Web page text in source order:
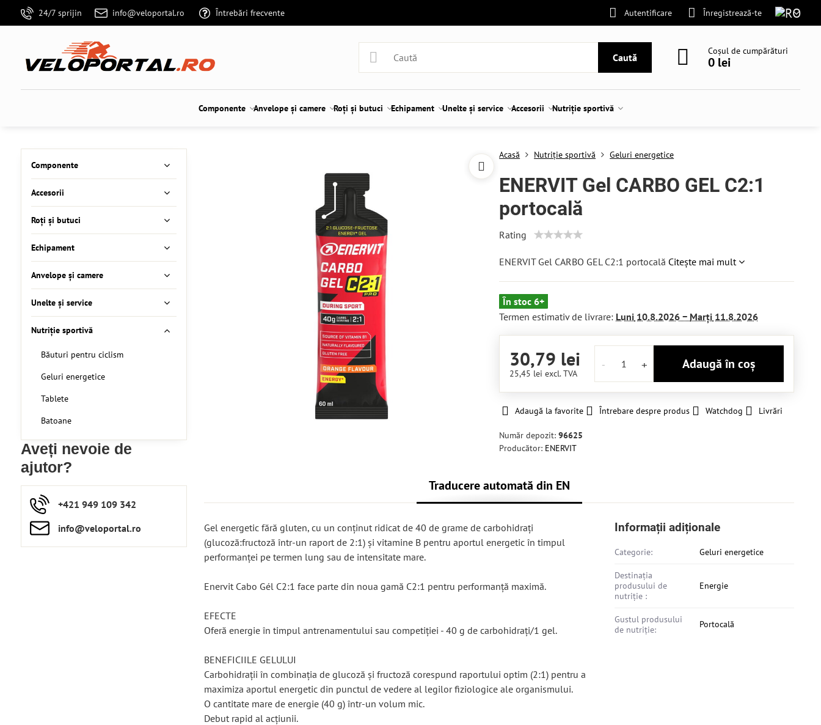
24/7 sprijin info@veloportal.ro Întrebări frecvente Autentificare Înregistrează-te
Caută
Coșul de cumpărături
0 lei
Componente Anvelope și camere Roți și butuci Echipament Unelte și service Accesorii Nutriție sportivă
Acasă Nutriție sportivă Geluri energetice
ENERVIT Gel CARBO GEL C2:1
portocală
Rating
ENERVIT Gel CARBO GEL C2:1 portocală Citește mai mult
În stoc 6+
Termen estimativ de livrare: Luni 10.8.2026 − Marți 11.8.2026
30,79 lei
25,45 leiexcl. TVA
Adaugă în coș
Adaugă la favorite Întrebare despre produs Watchdog Livrări
Număr depozit:96625
Producător: ENERVIT
Traducere automată din EN
Gel energetic fără gluten, cu un conținut ridicat de 40 de grame de carbohidrați
(glucoză:fructoză într-un raport de 2:1) și vitamine B pentru aportul energetic în timpul
performanței pe termen lung sau de intensitate mare.
Enervit Cabo Gél C2:1 face parte din noua gamă C2:1 pentru performanță maximă.
EFECTE
Oferă energie în timpul antrenamentului sau competiției - 40 g de carbohidrați/1 gel.
BENEFICIILE GELULUI
Carbohidrații în combinația de glucoză și fructoză corespund raportului optim (2:1) pentru a
maximiza aportul energetic din punctul de vedere al legilor fiziologice ale organismului.
O cantitate mare de energie (40 g) într-un volum mic.
Debut rapid al acțiunii.
Informații adiționale
Categorie: Geluri energetice
Destinația
produsului de
nutriție :
Energie
Gustul produsului
de nutriție:
Portocală
Componente
Accesorii
Roți și butuci
Echipament
Anvelope și camere
Unelte și service
Nutriție sportivă
Băuturi pentru ciclism
Geluri energetice
Tablete
Batoane
Aveți nevoie de
ajutor?
+421 949 109 342
info​​@veloportal​.ro